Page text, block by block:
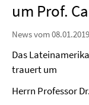
um Prof.
News vom 08.01.2019
Das
trauert um
Herrn Professor